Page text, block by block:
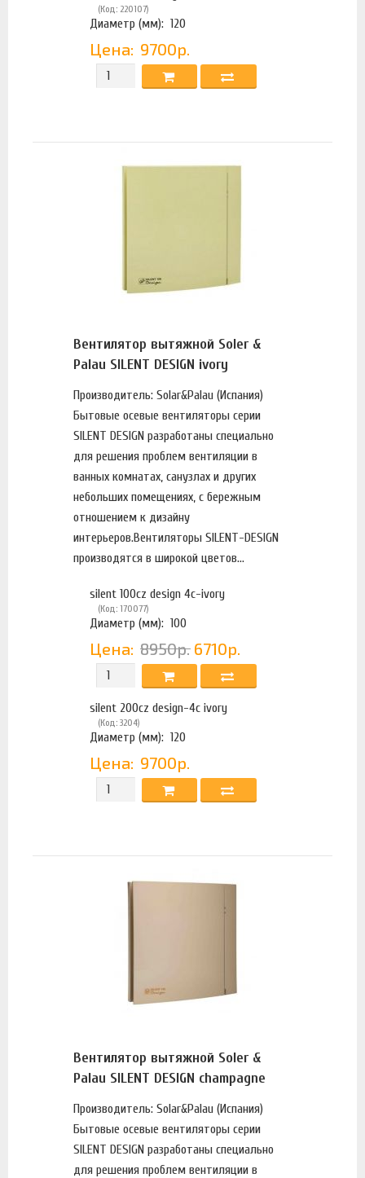
(Код: 220107)
Диаметр (мм): 120
Цена: 9700р.
Вентилятор вытяжной Soler &
Palau SILENT DESIGN ivory
Производитель: Solar&Palau (Испания)
Бытовые осевые вентиляторы серии
SILENT DESIGN разработаны специально
для решения проблем вентиляции в
ванных комнатах, санузлах и других
небольших помещениях, с бережным
отношением к дизайну
интерьеров.Вентиляторы SILENT-DESIGN
производятся в широкой цветов...
silent 100cz design 4с-ivory
(Код: 170077)
Диаметр (мм): 100
Цена: 8950р. 6710р.
silent 200cz design-4c ivory
(Код: 3204)
Диаметр (мм): 120
Цена: 9700р.
Вентилятор вытяжной Soler &
Palau SILENT DESIGN champagne
Производитель: Solar&Palau (Испания)
Бытовые осевые вентиляторы серии
SILENT DESIGN разработаны специально
для решения проблем вентиляции в